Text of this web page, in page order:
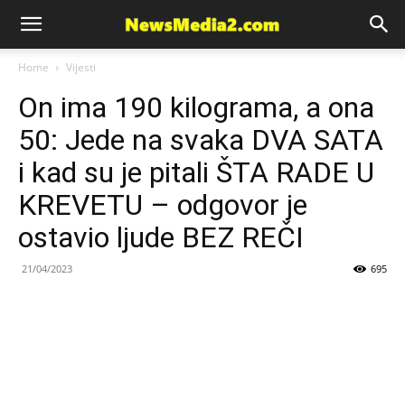
News
Media
Home Vijesti
On ima 190 kilograma, a ona
50: Jede na svaka DVA SATA
i kad su je pitali ŠTA RADE U
KREVETU – odgovor je
ostavio ljude BEZ REČI
21/04/2023 695